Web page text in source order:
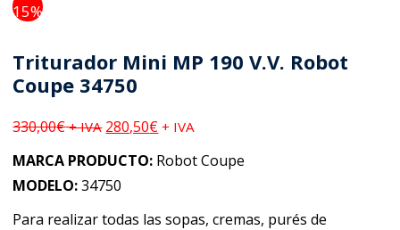
15
Triturador Mini MP 190 V.V. Robot
Coupe 34750
330,00€ + IVA 280,50€ + IVA
MARCA PRODUCTO: Robot Coupe
MODELO:34750
Para realizar todas las sopas, cremas, purés de